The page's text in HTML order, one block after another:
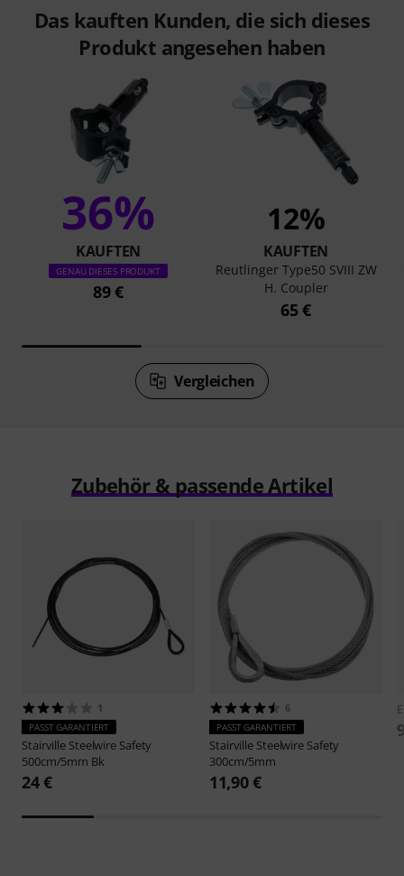
Das kauften Kunden, die sich dieses
Produkt angesehen haben
36%
KAUFTEN
GENAU DIESES PRODUKT
89 €
12%
KAUFTEN
Reutlinger Type50 SVIII ZW
H. Coupler
65 €
Vergleichen
Zubehör & passende Artikel
1
PASST GARANTIERT
Stairville Steelwire Safety
500cm/5mm Bk
24 €
6
PASST GARANTIERT
Stairville Steelwire Safety
300cm/5mm
11,90 €